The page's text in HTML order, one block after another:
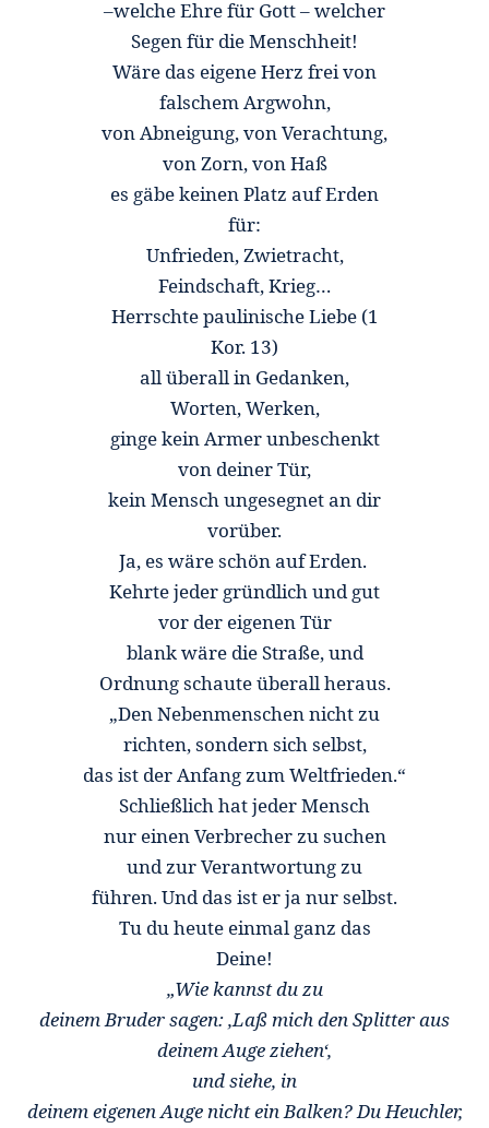
–welche Ehre für Gott – welcher
Segen für die Menschheit!
Wäre das eigene Herz frei von
falschem Argwohn,
von Abneigung, von Verachtung,
von Zorn, von Haß
es gäbe keinen Platz auf Erden
für:
Unfrieden, Zwietracht,
Feindschaft, Krieg…
Herrschte paulinische Liebe (1
Kor. 13)
all überall in Gedanken,
Worten, Werken,
ginge kein Armer unbeschenkt
von deiner Tür,
kein Mensch ungesegnet an dir
vorüber.
Ja, es wäre schön auf Erden.
Kehrte jeder gründlich und gut
vor der eigenen Tür
blank wäre die Straße, und
Ordnung schaute überall heraus.
„Den Nebenmenschen nicht zu
richten, sondern sich selbst,
das ist der Anfang zum Weltfrieden.“
Schließlich hat jeder Mensch
nur einen Verbrecher zu suchen
und zur Verantwortung zu
führen. Und das ist er ja nur selbst.
Tu du heute einmal ganz das
Deine!
„Wie kannst du zu
deinem Bruder sagen: ,Laß mich den Splitter aus
deinem Auge ziehen‘,
und siehe, in
deinem eigenen Auge nicht ein Balken? Du Heuchler,